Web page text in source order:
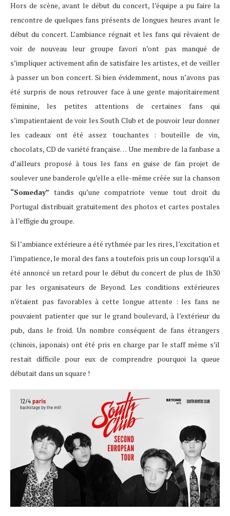
Hors de scène, avant le début du concert, l’équipe a pu faire la
rencontre de quelques fans présents de longues heures avant le
début du concert. L’ambiance régnait et les fans qui rêvaient de
voir de nouveau leur groupe favori n’ont pas manqué de
s’impliquer activement afin de satisfaire les artistes, et de veiller
à passer un bon concert. Si bien évidemment, nous n’avons pas
été surpris de nous retrouver face à une gente majoritairement
féminine, les petites attentions de certaines fans qui
s’impatientaient de voir les South Club et de pouvoir leur donner
les cadeaux ont été assez touchantes : bouteille de vin,
chocolats, CD de variété française… Une membre de la fanbase a
d’ailleurs proposé à tous les fans en guise de fan projet de
soulever une banderole qu’elle a elle-même créée sur la chanson
“Someday” tandis qu’une compatriote venue tout droit du
Portugal distribuait gratuitement des photos et cartes postales
à l’effigie du groupe.
Si l’ambiance extérieure a été rythmée par les rires, l’excitation et
l’impatience, le moral des fans a toutefois pris un coup lorsqu’il a
été annoncé un retard pour le début du concert de plus de 1h30
par les organisateurs de Beyond. Les conditions extérieures
n’étaient pas favorables à cette longue attente : les fans ne
pouvaient patienter que sur le grand boulevard, à l’extérieur du
pub, dans le froid. Un nombre conséquent de fans étrangers
(chinois, japonais) ont été pris en charge par le staff même s’il
restait difficile pour eux de comprendre pourquoi la queue
débutait dans un square !